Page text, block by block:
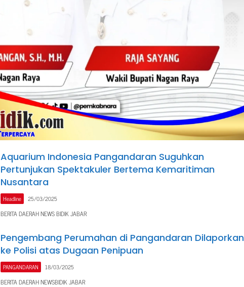
Aquarium Indonesia Pangandaran Suguhkan
Pertunjukan Spektakuler Bertema Kemaritiman
Nusantara
Headline 25/03/2025
BERITA DAERAH NEWS BIDIK JABAR
Pengembang Perumahan di Pangandaran Dilaporkan
ke Polisi atas Dugaan Penipuan
PANGANDARAN 18/03/2025
BERITA DAERAH NEWSBIDIK JABAR